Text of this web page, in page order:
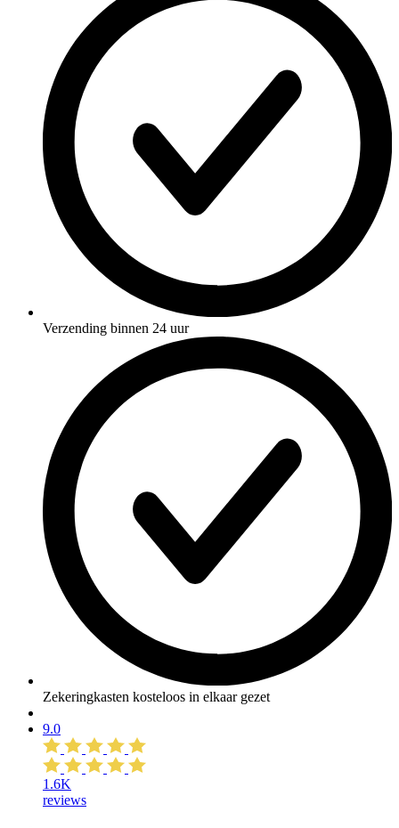
Verzending binnen 24 uur
Zekeringkasten kosteloos in elkaar gezet
9.0
1.6K
reviews